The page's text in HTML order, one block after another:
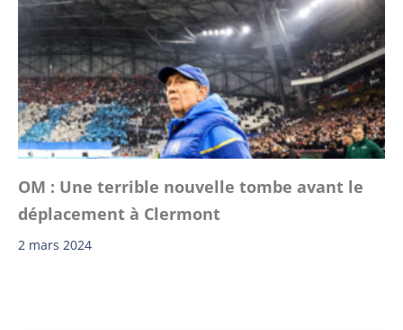
OM : Une terrible nouvelle tombe avant le
déplacement à Clermont
2 mars 2024